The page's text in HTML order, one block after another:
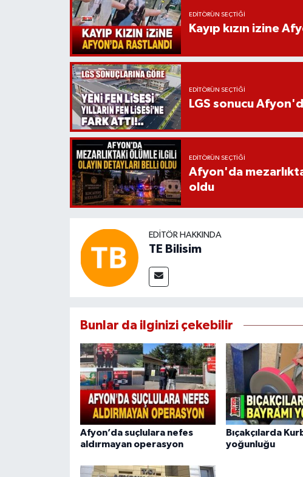
EDITÖRÜN SEÇTIĞI
Kayıp kızın izine
EDITÖRÜN SEÇTIĞI
LGS sonucu
EDITÖRÜN SEÇTIĞI
Afyon'da
oldu
EDITÖR HAKKINDA
TE Bilisim
Bunlar da ilginizi çekebilir
Afyon’da suçlulara nefes
aldırmayan operasyon
Bıçakçılarda
yoğunluğu